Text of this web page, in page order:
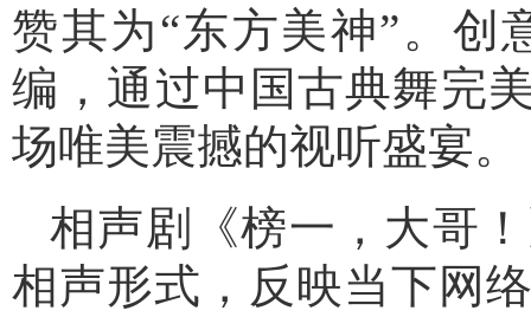
赞其为“东方美神”。创
编，通过中国古典舞完
场唯美震撼的视听盛宴。
相声剧《榜一，大哥
相声形式，反映当下网